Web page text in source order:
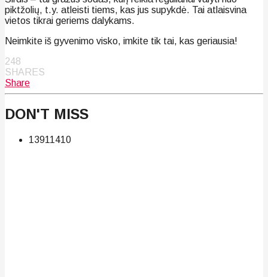
piktžolių, t.y. atleisti tiems, kas jus supykdė. Tai atlaisvina
vietos tikrai geriems dalykams.
Neimkite iš gyvenimo visko, imkite tik tai, kas geriausia!
248
SHARES
Share
DON'T MISS
13911410